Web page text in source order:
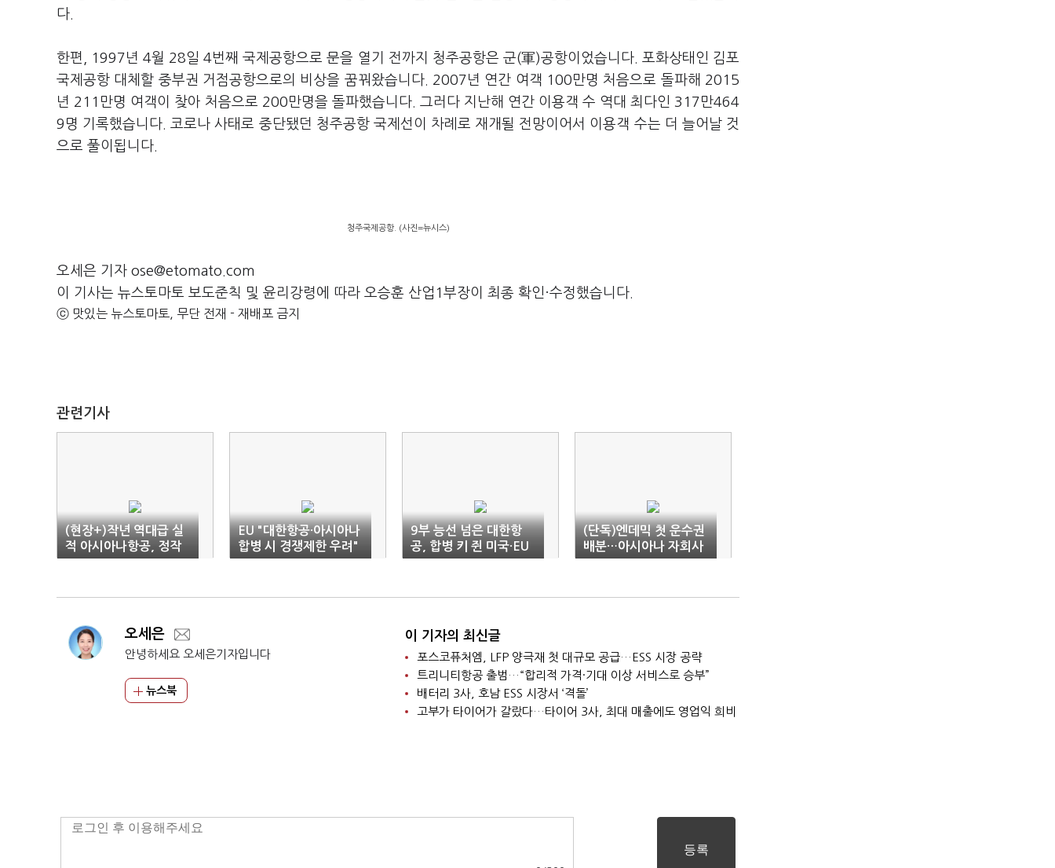
다.
한편, 1997년 4월 28일 4번째 국제공항으로 문을 열기 전까지 청주공항은 군(軍)공항이었습니다. 포화상태인 김포
국제공항 대체할 중부권 거점공항으로의 비상을 꿈꿔왔습니다. 2007년 연간 여객 100만명 처음으로 돌파해 2015
년 211만명 여객이 찾아 처음으로 200만명을 돌파했습니다. 그러다 지난해 연간 이용객 수 역대 최다인 317만464
9명 기록했습니다. 코로나 사태로 중단됐던 청주공항 국제선이 차례로 재개될 전망이어서 이용객 수는 더 늘어날 것
으로 풀이됩니다.
청주국제공항. (사진=뉴시스)
오세은 기자 ose@etomato.com
이 기사는 뉴스토마토 보도준칙 및 윤리강령에 따라 오승훈 산업1부장이 최종 확인·수정했습니다.
ⓒ 맛있는 뉴스토마토, 무단 전재 - 재배포 금지
관련기사
(현장+)작년 역대급 실
적 아시아나항공, 정작
직원 코로나 희생 외면
EU "대한항공·아시아나
합병 시 경쟁제한 우려"
9부 능선 넘은 대한항
공, 합병 키 쥔 미국·EU
에 ‘촉각’
(단독)엔데믹 첫 운수권
배분…아시아나 자회사
모두 탈락
오세은
안녕하세요 오세은기자입니다
뉴스북
이 기자의 최신글
포스코퓨처엠, LFP 양극재 첫 대규모 공급…ESS 시장 공략
트리니티항공 출범…“합리적 가격·기대 이상 서비스로 승부”
배터리 3사, 호남 ESS 시장서 ‘격돌’
고부가 타이어가 갈랐다…타이어 3사, 최대 매출에도 영업익 희비